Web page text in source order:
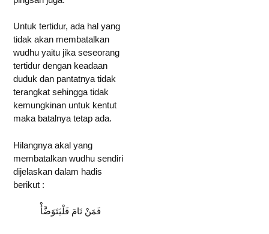
Untuk tertidur, ada hal yang
tidak akan membatalkan
wudhu yaitu jika seseorang
tertidur dengan keadaan
duduk dan pantatnya tidak
terangkat sehingga tidak
kemungkinan untuk kentut
maka batalnya tetap ada.
Hilangnya akal yang
membatalkan wudhu sendiri
dijelaskan dalam hadis
berikut :
فَمَنْ نَامَ فَلْيَتَوَضَّأْ